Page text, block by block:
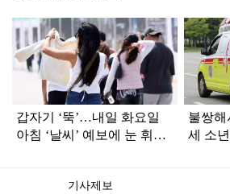
탑
라
인
갑자기 ‘뚝’…내일 화요일
아침 ‘날씨’ 예보에 눈 휘둥
불쌍해
세 소
기사제보